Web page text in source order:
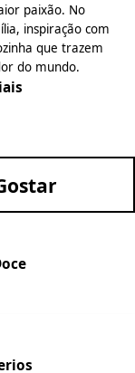
paixão. No
inspiração com
que trazem
do mundo.